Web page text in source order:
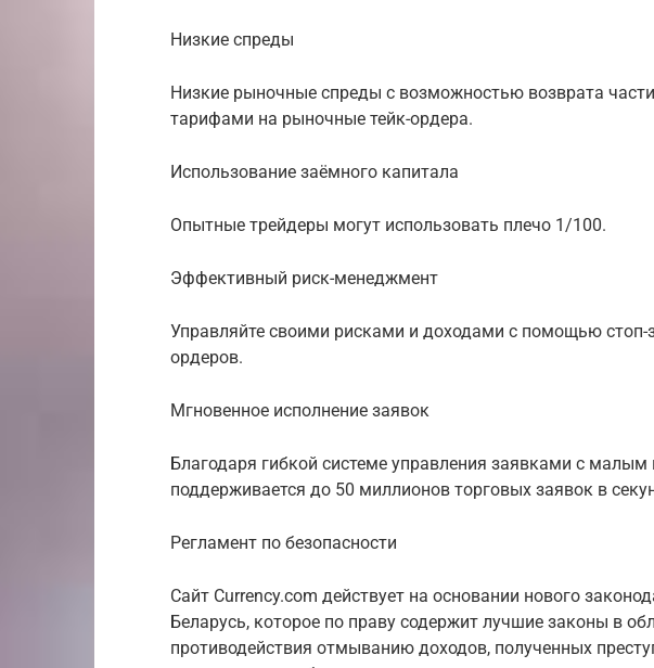
Низкие спреды
Низкие рыночные спреды с возможностью возврата
тарифами на рыночные тейк-ордера.
Использование заёмного капитала
Опытные трейдеры могут использовать плечо 1/100.
Эффективный риск-менеджмент
Управляйте своими рисками и доходами с помощью стоп-
ордеров.
Мгновенное исполнение заявок
Благодаря гибкой системе управления заявками с
поддерживается до 50 миллионов торговых заявок в
Регламент по безопасности
Сайт Currency.com действует на основании нового
Беларусь, которое по праву содержит лучшие законы в
противодействия отмыванию доходов, полученных